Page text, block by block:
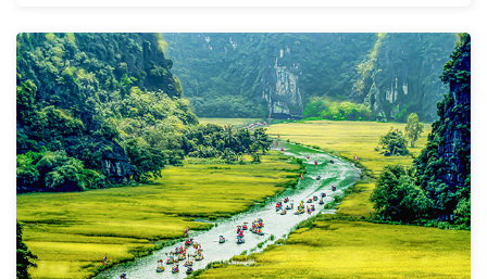
沙壩秘境~雲端纜車吉吉村5日
越南航空
番西邦纜車、秘境吉吉村、沙壩教堂、全
程無購物站